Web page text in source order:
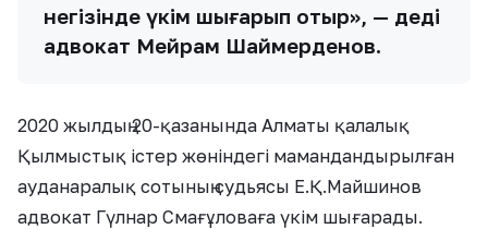
негізінде үкім шығарып отыр», — деді
адвокат Мейрам Шаймерденов.
2020 жылдың 20-қазанында Алматы қалалық
Қылмыстық істер жөніндегі мамандандырылған
ауданаралық сотының судьясы Е.Қ.Майшинов
адвокат Гүлнар Смағұловаға үкім шығарады.